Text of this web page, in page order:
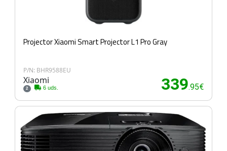
Projector Xiaomi Smart Projector L1 Pro Gray
P/N: BHR9588EU
Xiaomi
2 6 uds. 339.95€